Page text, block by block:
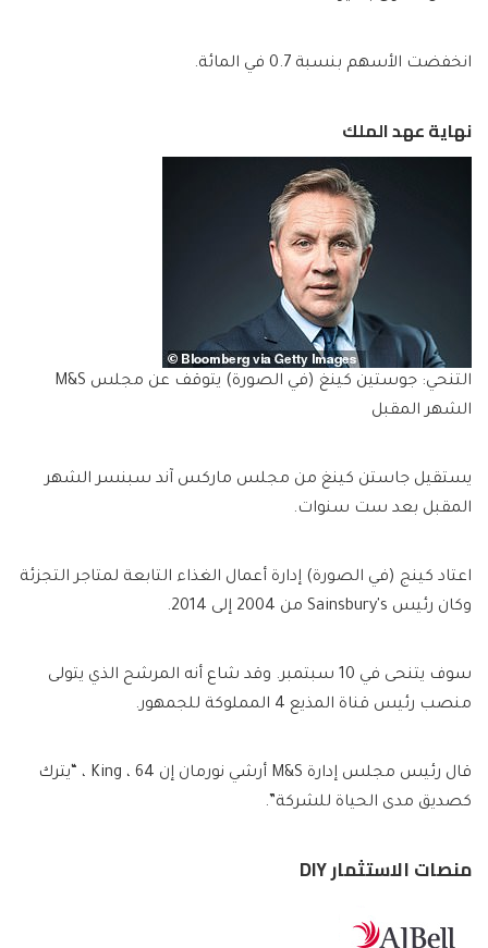
انخفضت الأسهم بنسبة 0.7 في المائة.
نهاية عهد الملك
التنحي: جوستين كينغ (في الصورة) يتوقف عن مجلس M&S
الشهر المقبل
يستقيل جاستن كينغ من مجلس ماركس آند سبنسر الشهر
المقبل بعد ست سنوات.
اعتاد كينج (في الصورة) إدارة أعمال الغذاء التابعة لمتاجر التجزئة
وكان رئيس Sainsbury's من 2004 إلى 2014.
سوف يتنحى في 10 سبتمبر. وقد شاع أنه المرشح الذي يتولى
منصب رئيس قناة المذيع 4 المملوكة للجمهور.
قال رئيس مجلس إدارة M&S أرشي نورمان إن King ، 64 ، “يترك
كصديق مدى الحياة للشركة”.
منصات الاستثمار DIY